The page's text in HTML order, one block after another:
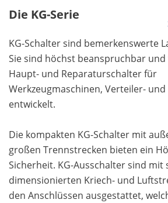
Die KG-Serie
KG-Schalter sind bemerkenswerte
Sie sind höchst beanspruchbar
Haupt- und Reparaturschalter für
Werkzeugmaschinen, Verteiler-
entwickelt.
Die kompakten KG-Schalter mit
großen Trennstrecken bieten ein
Sicherheit. KG-Ausschalter sind mit
dimensionierten Kriech- und
den Anschlüssen ausgestattet,